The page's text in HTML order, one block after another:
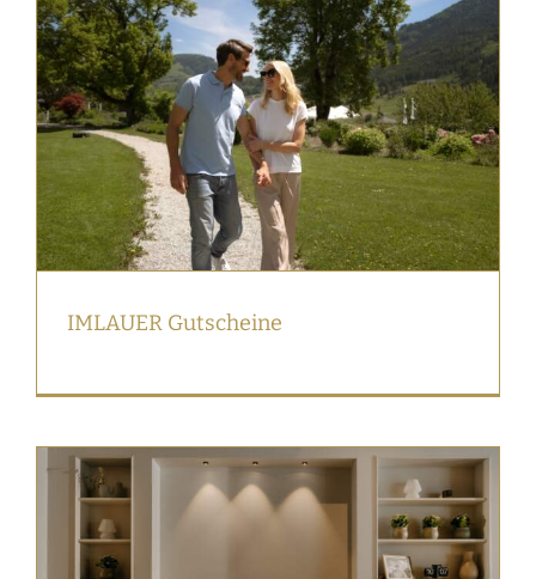
IMLAUER Gutscheine